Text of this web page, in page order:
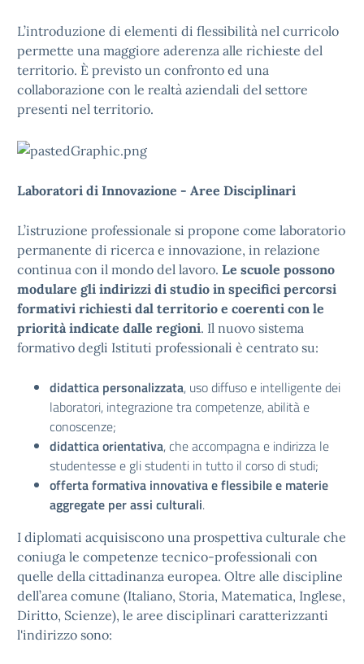
L’introduzione di elementi di flessibilità nel curricolo
permette una maggiore aderenza alle richieste del
territorio. È previsto un confronto ed una
collaborazione con le realtà aziendali del settore
presenti nel territorio.
Laboratori di Innovazione - Aree Disciplinari
L’istruzione professionale si propone come laboratorio
permanente di ricerca e innovazione, in relazione
continua con il mondo del lavoro. Le scuole possono
modulare gli indirizzi di studio in specifici percorsi
formativi richiesti dal territorio e coerenti con le
priorità indicate dalle regioni. Il nuovo sistema
formativo degli Istituti professionali è centrato su:
didattica personalizzata, uso diffuso e intelligente dei
laboratori, integrazione tra competenze, abilità e
conoscenze;
didattica orientativa, che accompagna e indirizza le
studentesse e gli studenti in tutto il corso di studi;
offerta formativa innovativa e flessibile e materie
aggregate per assi culturali.
I diplomati acquisiscono una prospettiva culturale che
coniuga le competenze tecnico-professionali con
quelle della cittadinanza europea. Oltre alle discipline
dell’area comune (Italiano, Storia, Matematica, Inglese,
Diritto, Scienze), le aree disciplinari caratterizzanti
l'indirizzo sono: